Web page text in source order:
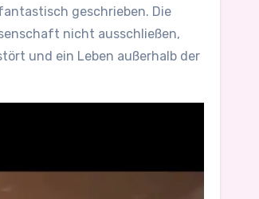
geschrieben. Die
nicht ausschließen,
und ein Leben außerhalb der